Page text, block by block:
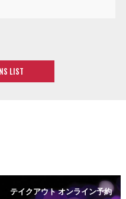
LIST
テイクアウト オンライン予約